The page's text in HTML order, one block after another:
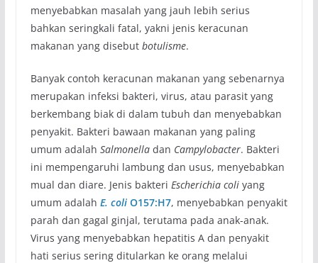
menyebabkan masalah yang jauh lebih serius
bahkan seringkali fatal, yakni jenis keracunan
makanan yang disebut botulisme.
Banyak contoh keracunan makanan yang sebenarnya
merupakan infeksi bakteri, virus, atau parasit yang
berkembang biak di dalam tubuh dan menyebabkan
penyakit. Bakteri bawaan makanan yang paling
umum adalah Salmonelladan Campylobacter. Bakteri
ini mempengaruhi lambung dan usus, menyebabkan
mual dan diare. Jenis bakteri Escherichia coliyang
umum adalah E. coliO157:H7, menyebabkan penyakit
parah dan gagal ginjal, terutama pada anak-anak.
Virus yang menyebabkan hepatitis A dan penyakit
hati serius sering ditularkan ke orang melalui